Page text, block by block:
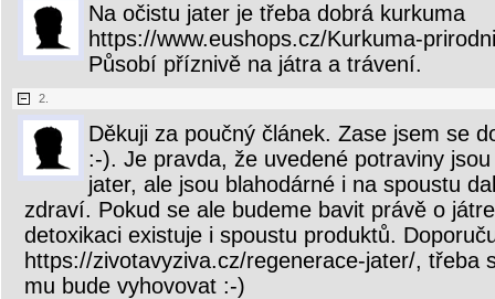
Na očistu jater je třeba dobrá kurkuma
https://www.eushops.cz/Kurkuma-
Působí příznivě na játra a trávení.
2.
Děkuji za poučný článek. Zase jsem se
:-). Je pravda, že uvedené potraviny
jater, ale jsou blahodárné i na spoustu
zdraví. Pokud se ale budeme bavit právě o
detoxikaci existuje i spoustu produktů.
https://zivotavyziva.cz/regenerace-jater/, třeba
mu bude vyhovovat :-)